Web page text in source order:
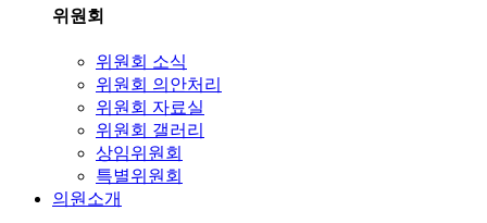
위원회
위원회 소식
위원회 의안처리
위원회 자료실
위원회 갤러리
상임위원회
특별위원회
의원소개